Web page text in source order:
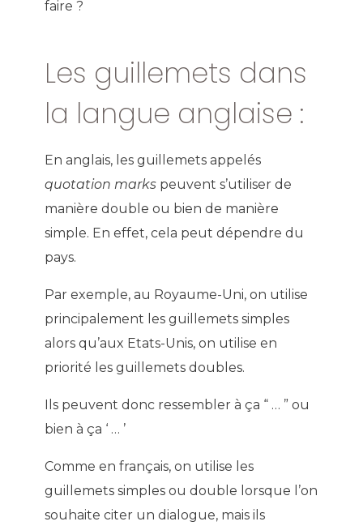
faire ?
Les guillemets dans
la langue anglaise :
En anglais, les guillemets appelés
quotation marks peuvent s’utiliser de
manière double ou bien de manière
simple. En effet, cela peut dépendre du
pays.
Par exemple, au Royaume-Uni, on utilise
principalement les guillemets simples
alors qu’aux Etats-Unis, on utilise en
priorité les guillemets doubles.
Ils peuvent donc ressembler à ça “ … ” ou
bien à ça ‘ … ’
Comme en français, on utilise les
guillemets simples ou double lorsque l’on
souhaite citer un dialogue, mais ils